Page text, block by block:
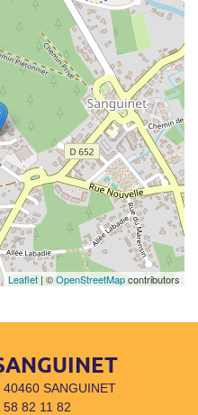
Leaflet| ©OpenStreetMapcontributors
SANGUINET
82 11 82